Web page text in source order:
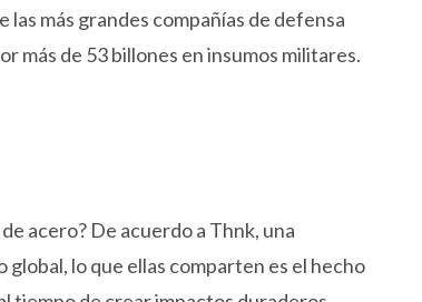
más grandes compañías de defensa
más de 53 billones en insumos militares.
acero? De acuerdo a Thnk, una
lo que ellas comparten es el hecho